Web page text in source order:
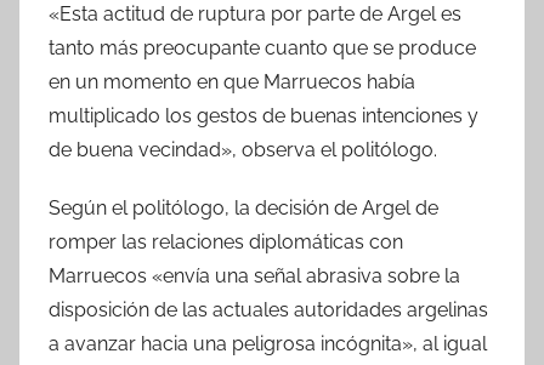
«Esta actitud de ruptura por parte de Argel es
tanto más preocupante cuanto que se produce
en un momento en que Marruecos había
multiplicado los gestos de buenas intenciones y
de buena vecindad», observa el politólogo.
Según el politólogo, la decisión de Argel de
romper las relaciones diplomáticas con
Marruecos «envía una señal abrasiva sobre la
disposición de las actuales autoridades argelinas
a avanzar hacia una peligrosa incógnita», al igual